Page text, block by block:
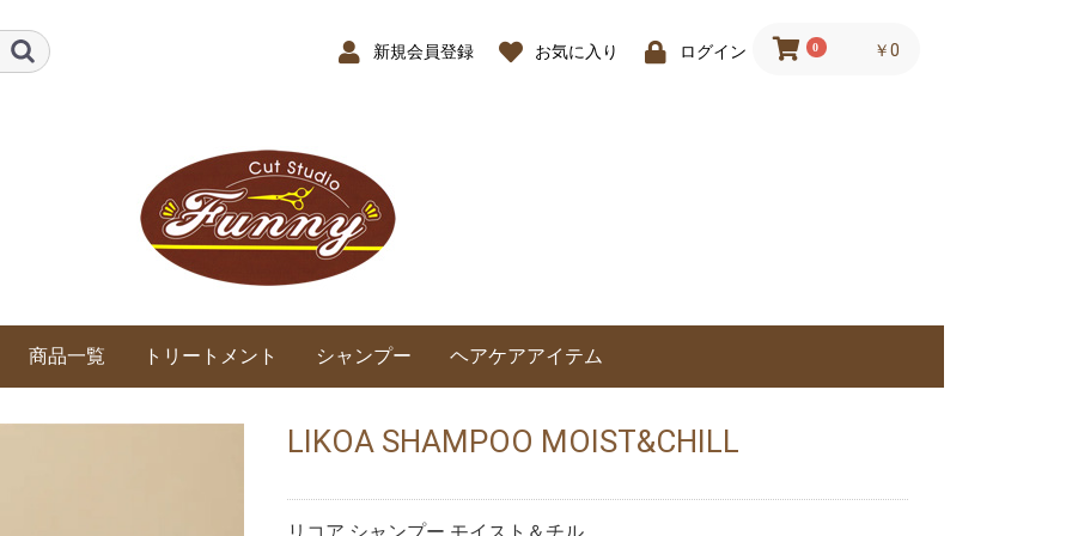
新規会員登録 お気に入り ログイン 0 ￥0
商品一覧 トリートメント シャンプー ヘアケアアイテム
LIKOA SHAMPOO MOIST&CHILL